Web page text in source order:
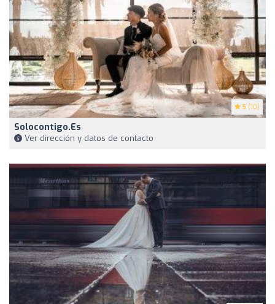
5 (10)
Solocontigo.es
Ver dirección y datos de contacto